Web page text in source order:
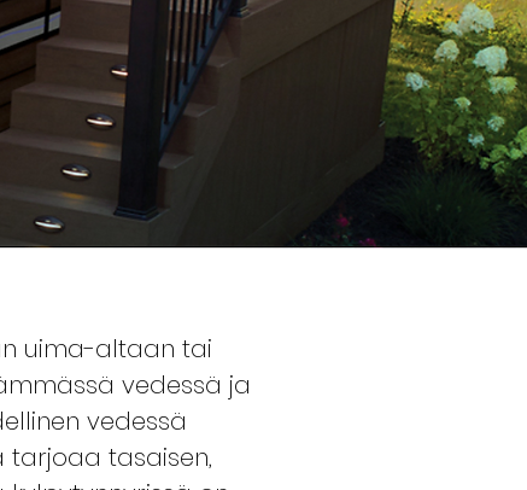
uima-altaan tai
vedessä ja
vedessä
tarjoaa tasaisen,